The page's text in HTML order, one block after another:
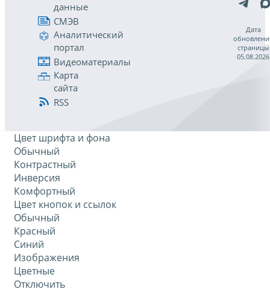
данные
СМЭВ
Аналитический
портал
Видеоматериалы
Карта
сайта
RSS
Дата
страницы
05.08.2026
Цвет шрифта и фона
Обычный
Контрастный
Инверсия
Комфортный
Цвет кнопок и ссылок
Обычный
Красный
Синий
Изображения
Цветные
Отключить